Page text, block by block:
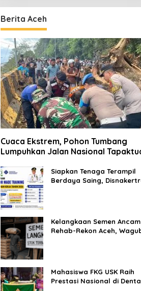
Berita Aceh
Cuaca Ekstrem, Pohon Tumbang
Lumpuhkan Jalan Nasional
Siapkan Tenaga Terampil
Berdaya Saing,
Kelangkaan Semen Ancam
Rehab-Rekon Aceh,
Mahasiswa FKG USK Raih
Prestasi Nasional di